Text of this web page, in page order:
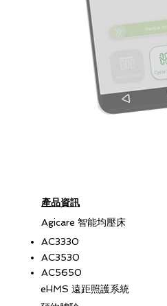
​產品資訊
​Agicare 智能均壓床
AC3330
AC3530
AC5650
eHMS 遠距照護系統